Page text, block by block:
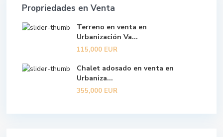
Propriedades en Venta
Terreno en venta en
Urbanización Va...
115,000 EUR
Chalet adosado en venta en
Urbaniza...
355,000 EUR